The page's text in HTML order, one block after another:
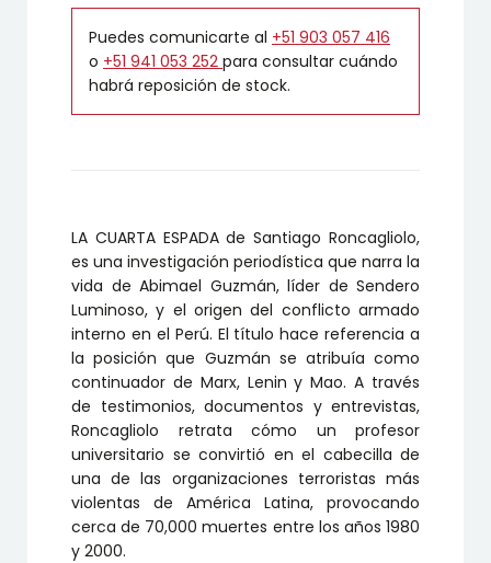
Puedes comunicarte al +51 903 057 416
o +51 941 053 252 para consultar cuándo
habrá reposición de stock.
LA CUARTA ESPADA de Santiago Roncagliolo,
es una investigación periodística que narra la
vida de Abimael Guzmán, líder de Sendero
Luminoso, y el origen del conflicto armado
interno en el Perú. El título hace referencia a
la posición que Guzmán se atribuía como
continuador de Marx, Lenin y Mao. A través
de testimonios, documentos y entrevistas,
Roncagliolo retrata cómo un profesor
universitario se convirtió en el cabecilla de
una de las organizaciones terroristas más
violentas de América Latina, provocando
cerca de 70,000 muertes entre los años 1980
y 2000.